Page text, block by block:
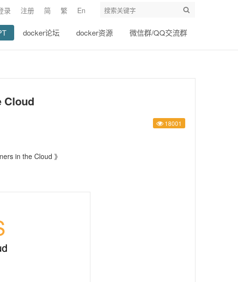
录 注册 简 繁 En
docker论坛 docker资源 微信群/QQ交流群
Cloud
18001
in the Cloud 》